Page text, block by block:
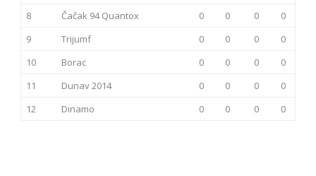
8
Čačak 94 Quantox 0 0 0
0
9
Trijumf 0 0 0
0
10
Borac 0 0 0
0
11
Dunav 2014 0 0 0
0
12
Dinamo 0 0 0 0